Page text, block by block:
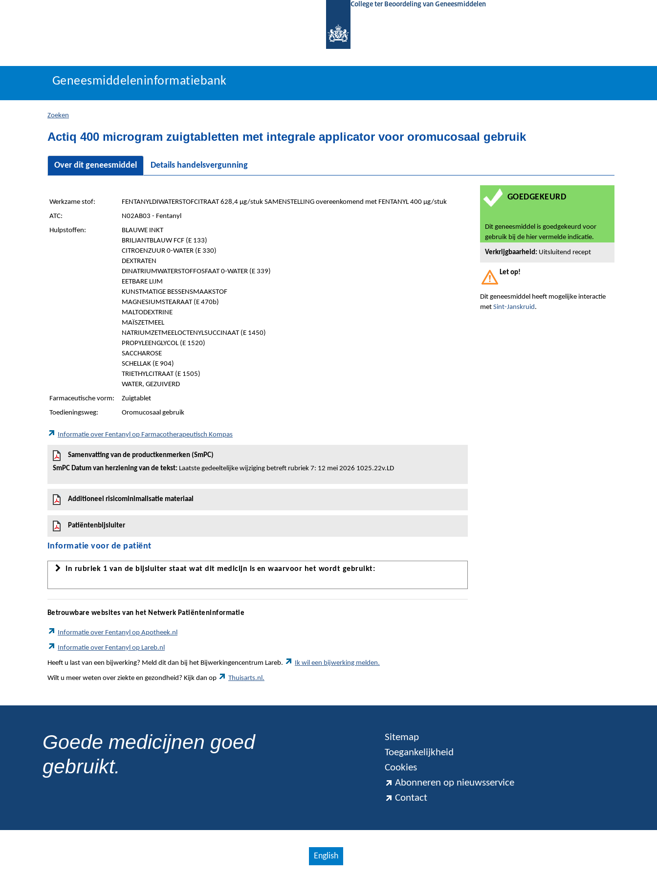
College ter Beoordeling van Geneesmiddelen
Geneesmiddeleninformatiebank
U
hier:
Geneesmiddeleninformatiebank
Zoeken
Actiq 400 microgram zuigtabletten met integrale applicator voor oromucosaal gebruik
Over dit geneesmiddel Details handelsvergunning
Werkzame stof:
FENTANYLDIWATERSTOFCITRAAT 628,4 µg/stuk SAMENSTELLING overeenkomend met FENTANYL 400 µg/stuk
ATC:
N02AB03 - Fentanyl
Hulpstoffen:
BLAUWE INKT
BRILJANTBLAUW FCF (E 133)
CITROENZUUR 0-WATER (E 330)
DEXTRATEN
DINATRIUMWATERSTOFFOSFAAT 0-WATER (E 339)
EETBARE LIJM
KUNSTMATIGE BESSENSMAAKSTOF
MAGNESIUMSTEARAAT (E 470b)
MALTODEXTRINE
MAÏSZETMEEL
NATRIUMZETMEELOCTENYLSUCCINAAT (E 1450)
PROPYLEENGLYCOL (E 1520)
SACCHAROSE
SCHELLAK (E 904)
TRIETHYLCITRAAT (E 1505)
WATER, GEZUIVERD
Farmaceutische vorm:
Zuigtablet
Toedieningsweg:
Oromucosaal gebruik
Informatie over Fentanyl op Farmacotherapeutisch Kompas
Samenvatting van de productkenmerken (SmPC)
SmPC Datum van herziening van de tekst: Laatste gedeeltelijke wijziging betreft rubriek 7: 12 mei 2026 1025.22v.LD
Additioneel risicominimalisatie materiaal
Patiëntenbijsluiter
Informatie voor de patiënt
In rubriek 1 van de bijsluiter staat wat dit medicijn is en waarvoor het wordt gebruikt:
Betrouwbare websites van het Netwerk Patiënteninformatie
Informatie over Fentanyl op Apotheek.nl
Informatie over Fentanyl op Lareb.nl
Heeft u last van een bijwerking? Meld dit dan bij het Bijwerkingencentrum Lareb. Ik wil een bijwerking melden.
Wilt u meer weten over ziekte en gezondheid? Kijk dan op Thuisarts.nl.
GOEDGEKEURD
Dit geneesmiddel is goedgekeurd voor
gebruik bij de hier vermelde indicatie.
Verkrijgbaarheid: Uitsluitend recept
Let op!
Dit geneesmiddel heeft mogelijke interactie
met Sint-Janskruid.
Goede medicijnen goed
gebruikt.
Sitemap
Toegankelijkheid
Cookies
Abonneren op nieuwsservice
Contact
English